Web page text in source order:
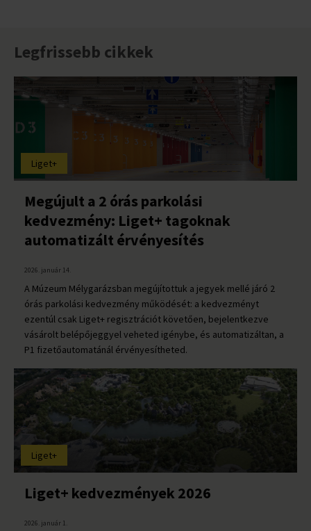
Legfrissebb cikkek
Liget+
Megújult a 2 órás parkolási
kedvezmény: Liget+ tagoknak
automatizált érvényesítés
2026. január 14.
A Múzeum Mélygarázsban megújítottuk a jegyek mellé járó 2
órás parkolási kedvezmény működését: a kedvezményt
ezentúl csak Liget+ regisztrációt követően, bejelentkezve
vásárolt belépőjeggyel veheted igénybe, és automatizáltan, a
P1 fizetőautomatánál érvényesítheted.
Liget+
Liget+ kedvezmények 2026
2026. január 1.